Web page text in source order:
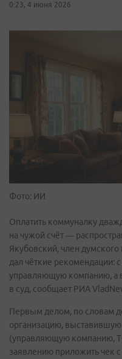
0:23, 4 июня 2026
Фото: ИИ
Оплатить коммуналку
на чужой счёт —
Якубовский, член
дал чёткие рекомендации:
управляющую компанию, а
в суд, сообщает РИА
Первым делом, по словам
организацию,
(управляющую компанию,
заявлению приложить чек